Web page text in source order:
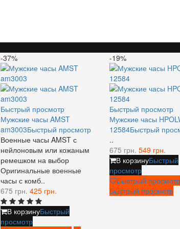
-37%
Быстрый просмотр
Мужские часы AMST
am3003Быстрый просмотр
Военные часы AMST с
нейлоновым или кожаным
ремешком на выбор
Оригинальные военные
часы с комб..
675 грн. 425 грн.
В корзинуБыстрый
просмотр
-19%
Быстрый просмотр
Мужские часы
12584Быстрый
..
675 грн. 549 грн.
В корзинуБыстрый
просмотр
Быстрый просмотр
Быстрый просмотр